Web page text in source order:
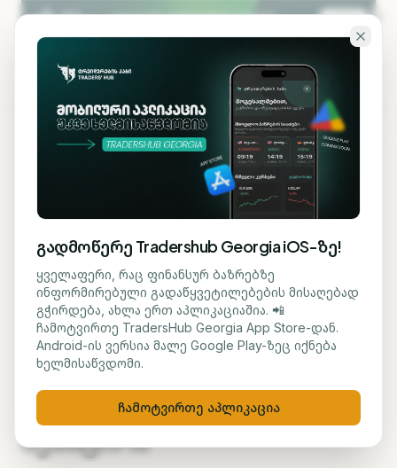
გადადი ძირითად შინაარსზე
KA EN
ᲡᲐᲤᲝᲜᲓᲝ
ოქროს ფასი გაიზარდა -
აშშ-ირანის
მოლაპარაკებებმა
ენერგეტიკული
ინფლაციის შიში
შეამცირა
გადმოწერე Tradershub Georgia iOS-ზე!
ყველაფერი, რაც ფინანსურ ბაზრებზე
ინფორმირებული გადაწყვეტილებების მისაღებად
გჭირდება, ახლა ერთ აპლიკაციაშია. 📲
ჩამოტვირთე TradersHub Georgia App Store-დან.
Android-ის ვერსია მალე Google Play-ზეც იქნება
ხელმისაწვდომი.
ჩამოტვირთე აპლიკაცია